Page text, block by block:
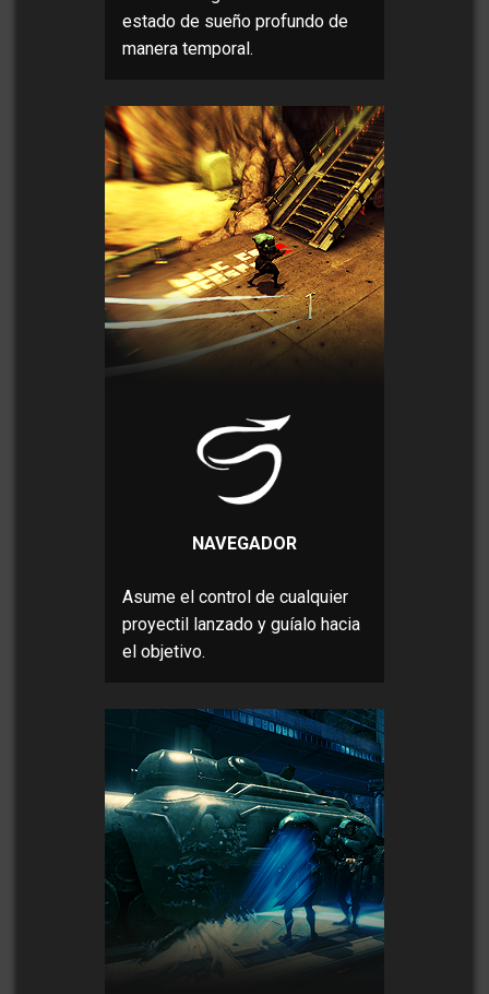
estado de sueño profundo de
manera temporal.
NAVEGADOR
Asume el control de cualquier
proyectil lanzado y guíalo hacia
el objetivo.